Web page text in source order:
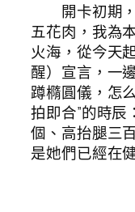
開卡初期，
五花肉，我為
火海，從今天
醒）宣言，一
蹲橢圓儀，怎
拍即合”的時
個、高抬腿三
是她們已經在